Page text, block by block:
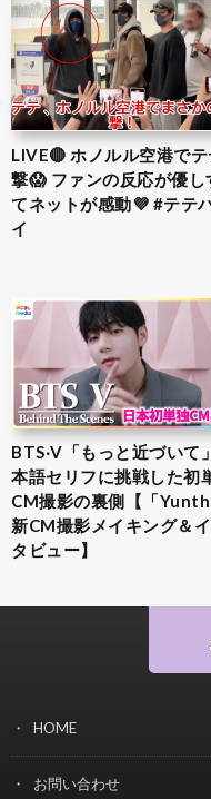
LIVE🔴 ホノルル空港でテ
撃😱 ファンの反応が優し
てネットが感動💜 #テテ
イ
BTS‧V「もっと近づいて
本語セリフに挑戦した初
CM撮影の裏側【「Yunth
新CM撮影メイキング＆
タビュー】
HOME
お問い合わせ